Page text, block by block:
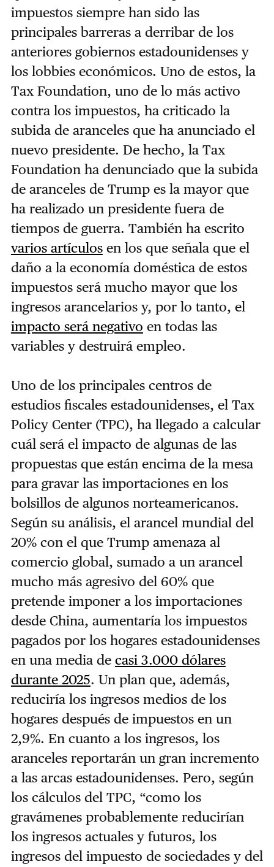
impuestos siempre han sido las
principales barreras a derribar de los
anteriores gobiernos estadounidenses y
los lobbies económicos. Uno de estos, la
Tax Foundation, uno de lo más activo
contra los impuestos, ha criticado la
subida de aranceles que ha anunciado el
nuevo presidente. De hecho, la Tax
Foundation ha denunciado que la subida
de aranceles de Trump es la mayor que
ha realizado un presidente fuera de
tiempos de guerra. También ha escrito
varios artículosen los que señala que el
daño a la economía doméstica de estos
impuestos será mucho mayor que los
ingresos arancelarios y, por lo tanto, el
impacto será negativo en todas las
variables y destruirá empleo.
Uno de los principales centros de
estudios fiscales estadounidenses, el Tax
Policy Center (TPC), ha llegado a calcular
cuál será el impacto de algunas de las
propuestas que están encima de la mesa
para gravar las importaciones en los
bolsillos de algunos norteamericanos.
Según su análisis, el arancel mundial del
20% con el que Trump amenaza al
comercio global, sumado a un arancel
mucho más agresivo del 60% que
pretende imponer a los importaciones
desde China, aumentaría los impuestos
pagados por los hogares estadounidenses
en una media de casi 3.000 dólares
durante 2025. Un plan que, además,
reduciría los ingresos medios de los
hogares después de impuestos en un
2,9%. En cuanto a los ingresos, los
aranceles reportarán un gran incremento
a las arcas estadounidenses. Pero, según
los cálculos del TPC, “como los
gravámenes probablemente reducirían
los ingresos actuales y futuros, los
ingresos del impuesto de sociedades y del